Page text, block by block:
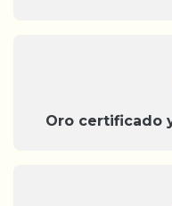
Oro certificado